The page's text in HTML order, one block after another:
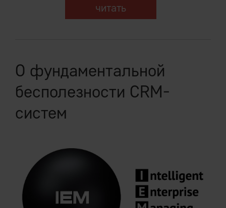
читать
О фундаментальной
бесполезности CRM-
систем